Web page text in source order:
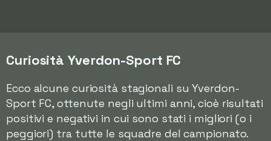
Curiosità Yverdon-Sport FC
Ecco alcune curiosità stagionali su Yverdon-
Sport FC, ottenute negli ultimi anni, cioè risultati
positivi e negativi in cui sono stati i migliori (o i
peggiori) tra tutte le squadre del campionato.